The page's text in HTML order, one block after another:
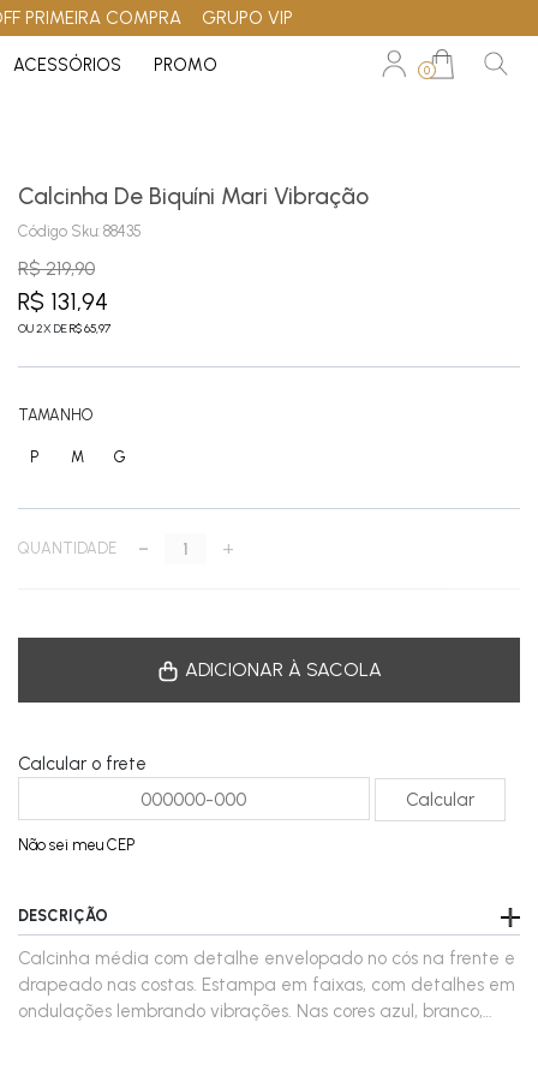
PRIMEIRA COMPRA GRUPO VIP
ACESSÓRIOS PROMO 0
Calcinha De Biquíni Mari Vibração
Código Sku: 88435
R$ 219,90
R$ 131,94
OU2X DER$ 65,97
TAMANHO
P M G
QUANTIDADE - +
ADICIONAR À SACOLA
Calcular o frete
Não sei meu CEP
DESCRIÇÃO
Calcinha média com detalhe envelopado no cós na frente e
drapeado nas costas. Estampa em faixas, com detalhes em
ondulações lembrando vibrações. Nas cores azul, branco,